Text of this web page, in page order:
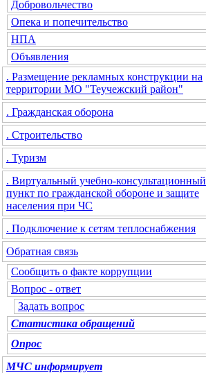
Добровольчество
Опека и попечительство
НПА
Объявления
. Размещение рекламных конструкции на
территории МО "Теучежский район"
. Гражданская оборона
. Строительство
. Туризм
. Виртуальный учебно-консультационный
пункт по гражданской обороне и защите
населения при ЧС
. Подключение к сетям теплоснабжения
Обратная связь
Сообщить о факте коррупции
Вопрос - ответ
Задать вопрос
Статистика обращений
Опрос
МЧС информирует